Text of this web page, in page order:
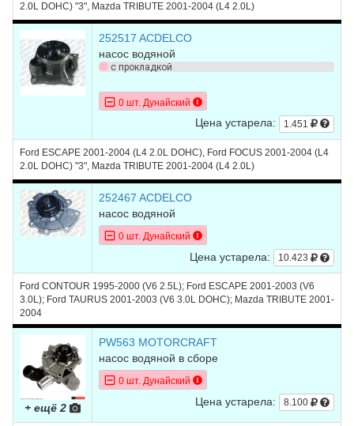
2.0L DOHC) "3", Mazda TRIBUTE 2001-2004 (L4 2.0L)
252517 ACDELCO
насос водяной
с прокладкой
0 шт. Дунайский
Цена устарела: 1.451
Ford ESCAPE 2001-2004 (L4 2.0L DOHC), Ford FOCUS 2001-2004 (L4
2.0L DOHC) "3", Mazda TRIBUTE 2001-2004 (L4 2.0L)
252467 ACDELCO
насос водяной
0 шт. Дунайский
Цена устарела: 10.423
Ford CONTOUR 1995-2000 (V6 2.5L); Ford ESCAPE 2001-2003 (V6
3.0L); Ford TAURUS 2001-2003 (V6 3.0L DOHC); Mazda TRIBUTE 2001-
2004
+ ещё 2
PW563 MOTORCRAFT
насос водяной в сборе
0 шт. Дунайский
Цена устарела: 8.100